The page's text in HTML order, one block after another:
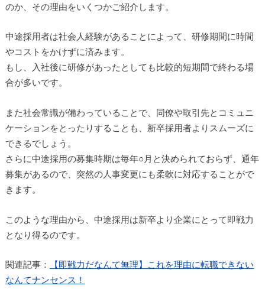
のか、その理由をいくつかご紹介します。
中途採用者は社会人経験があることによって、研修期間に時間
やコストをかけずに済みます。
もし、入社後に研修があったとしても比較的短期間で終わる場
合が多いです。
また社会常識が備わっていることで、同僚や取引先とコミュニ
ケーションをとったりすることも、新卒採用者よりスムーズに
できるでしょう。
さらに中途採用の募集時期は毎年○月と決められておらず、通年
募集があるので、突然の人事変更にも柔軟に対応することがで
きます。
このような理由から、中途採用は新卒より企業にとって即戦力
となり得るのです。
関連記事：
【即戦力だなんて無理】これを理由に転職できない
なんてナンセンス！